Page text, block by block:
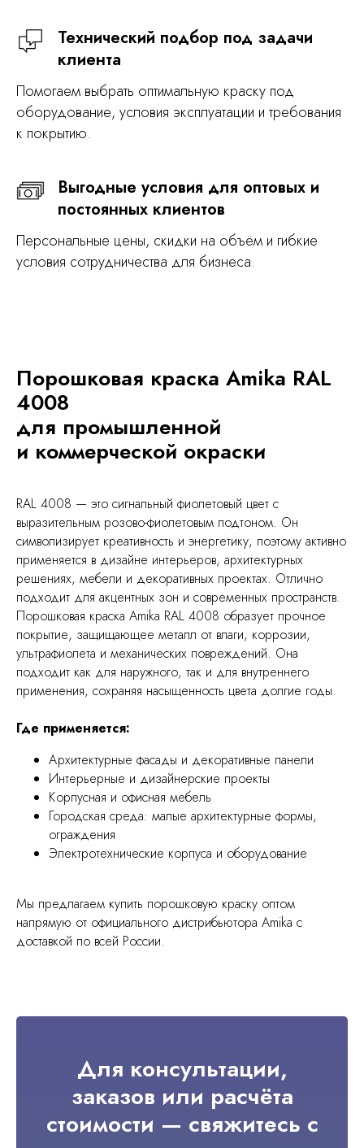
Технический подбор под задачи
клиента
Помогаем выбрать оптимальную краску под
оборудование, условия эксплуатации и требования
к покрытию.
Выгодные условия для оптовых и
постоянных клиентов
Персональные цены, скидки на объём и гибкие
условия сотрудничества для бизнеса.
Порошковая краска Amika RAL
4008
для промышленной
и коммерческой окраски
RAL 4008 — это сигнальный фиолетовый цвет с
выразительным розово-фиолетовым подтоном. Он
символизирует креативность и энергетику, поэтому активно
применяется в дизайне интерьеров, архитектурных
решениях, мебели и декоративных проектах. Отлично
подходит для акцентных зон и современных пространств.
Порошковая краска Amika RAL 4008 образует прочное
покрытие, защищающее металл от влаги, коррозии,
ультрафиолета и механических повреждений. Она
подходит как для наружного, так и для внутреннего
применения, сохраняя насыщенность цвета долгие годы.
Где применяется:
Архитектурные фасады и декоративные панели
Интерьерные и дизайнерские проекты
Корпусная и офисная мебель
Городская среда: малые архитектурные формы,
ограждения
Электротехнические корпуса и оборудование
Мы предлагаем купить порошковую краску оптом
напрямую от официального дистрибьютора Amika с
доставкой по всей России.
Для консультации,
заказов или расчёта
стоимости — свяжитесь с